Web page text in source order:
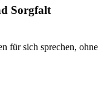
Sorgfalt
für sich sprechen, ohne